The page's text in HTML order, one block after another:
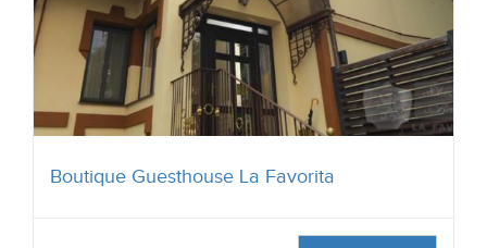
Boutique Guesthouse La Favorita